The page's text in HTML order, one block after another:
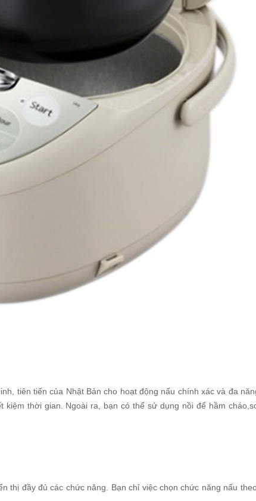
tiên tiến của Nhật Bản cho hoạt động nấu chính xác và đa
thời gian. Ngoài ra, bạn có thể sử dụng nồi để hầm
thị đầy đủ các chức năng. Bạn chỉ việc chọn chức năng nấu